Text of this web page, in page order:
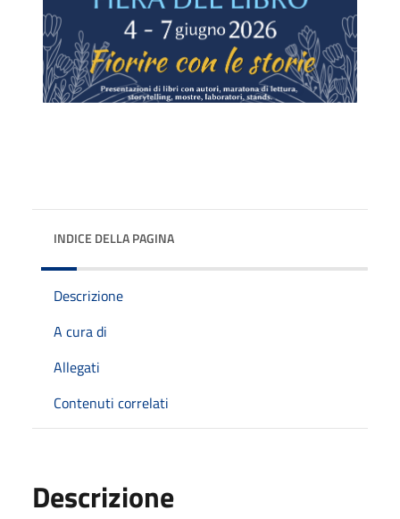
INDICE DELLA PAGINA
Descrizione
A cura di
Allegati
Contenuti correlati
Descrizione